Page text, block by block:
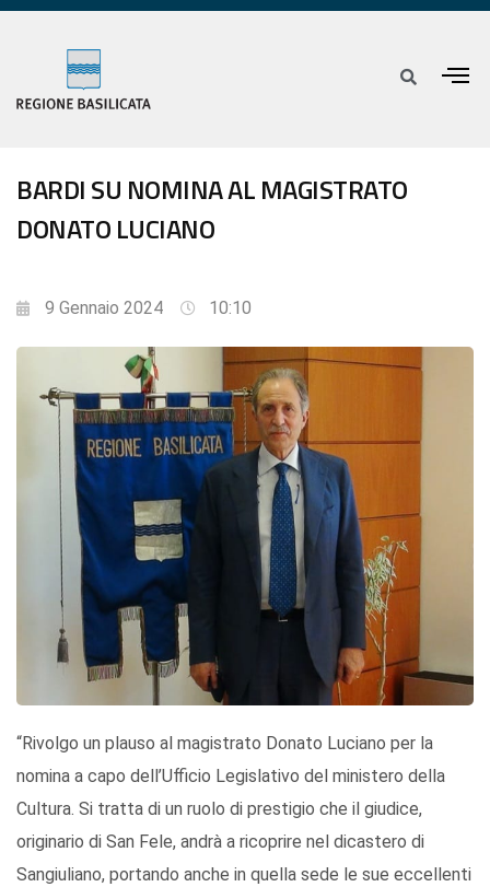
BARDI SU NOMINA AL MAGISTRATO
DONATO LUCIANO
9 Gennaio 2024 10:10
“Rivolgo un plauso al magistrato Donato Luciano per la
nomina a capo dell’Ufficio Legislativo del ministero della
Cultura. Si tratta di un ruolo di prestigio che il giudice,
originario di San Fele, andrà a ricoprire nel dicastero di
Sangiuliano, portando anche in quella sede le sue eccellenti